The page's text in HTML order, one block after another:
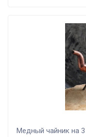
Медный чайник на